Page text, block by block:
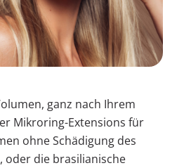
ganz nach Ihrem
Mikroring-Extensions für
ohne Schädigung des
oder die brasilianische